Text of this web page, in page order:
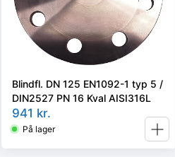
Blindfl. DN 125 EN1092-1 typ 5 /
DIN2527 PN 16 Kval AISI316L
941 kr.
På lager